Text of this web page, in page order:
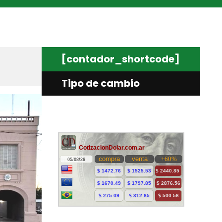
[contador_shortcode]
Tipo de cambio